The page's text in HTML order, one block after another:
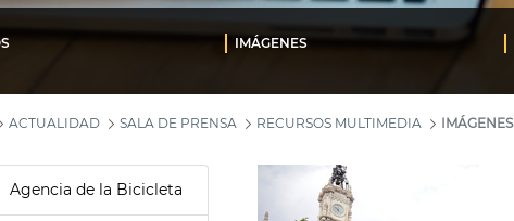
IMÁGENES
ACTUALIDAD SALA DE PRENSA RECURSOS MULTIMEDIA IMÁGENES
Agencia de la Bicicleta